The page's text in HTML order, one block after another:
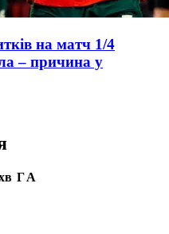
на матч 1/4
– причина у
ГА